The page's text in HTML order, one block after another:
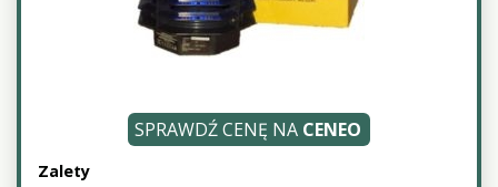
Zalety
SPRAWDŹ CENĘ NA CENEO